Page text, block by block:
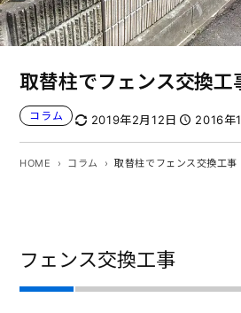
取替柱でフェンス交換
コラム 2019年2月12日 2016年
HOME コラム 取替柱でフェンス交換工
フェンス交換工事